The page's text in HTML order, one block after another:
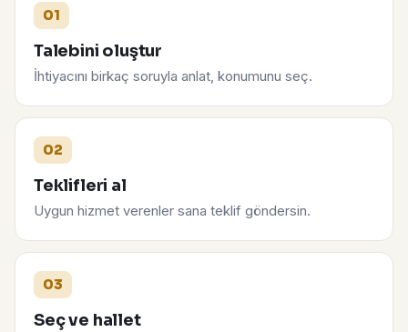
01
Talebini oluştur
İhtiyacını birkaç soruyla anlat, konumunu seç.
02
Teklifleri al
Uygun hizmet verenler sana teklif göndersin.
03
Seç ve hallet